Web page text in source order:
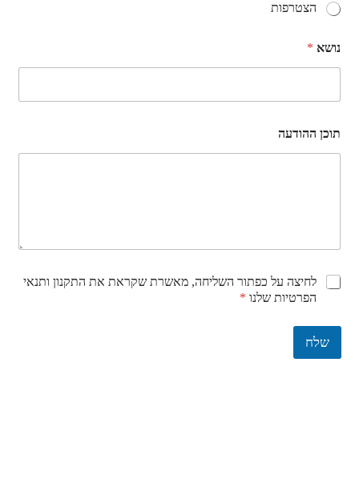
הצטרפות
נושא *
תוכן ההודעה
C
c
b
לחיצה על כפתור השליחה, מאשרת שקראת את התקנון ותנאי
הפרטיות שלנו *
שלח